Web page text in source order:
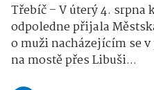
Třebíč – V úterý 4. srpna
odpoledne přijala
o muži nacházejícím se
na mostě přes Libuši...